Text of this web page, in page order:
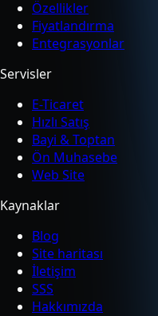
Özellikler
Fiyatlandırma
Entegrasyonlar
Servisler
E-Ticaret
Hızlı Satış
Bayi & Toptan
Ön Muhasebe
Web Site
Kaynaklar
Blog
Site haritası
İletişim
SSS
Hakkımızda